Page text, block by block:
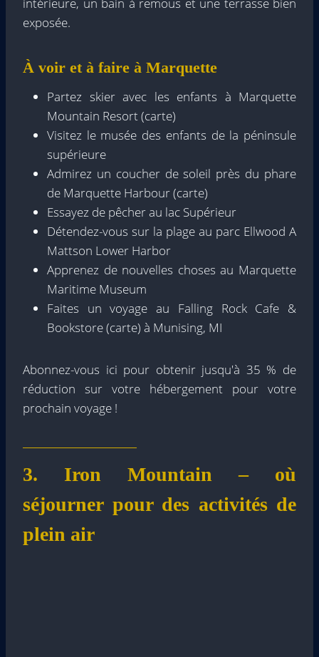
intérieure, un bain à remous et une terrasse bien
exposée.
À voir et à faire à Marquette
Partez skier avec les enfants à Marquette
Mountain Resort (carte)
Visitez le musée des enfants de la péninsule
supérieure
Admirez un coucher de soleil près du phare
de Marquette Harbour (carte)
Essayez de pêcher au lac Supérieur
Détendez-vous sur la plage au parc Ellwood A
Mattson Lower Harbor
Apprenez de nouvelles choses au Marquette
Maritime Museum
Faites un voyage au Falling Rock Cafe &
Bookstore (carte) à Munising, MI
Abonnez-vous ici pour obtenir jusqu'à 35 % de
réduction sur votre hébergement pour votre
prochain voyage !
3. Iron Mountain – où
séjourner pour des activités de
plein air